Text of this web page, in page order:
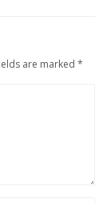
are marked *